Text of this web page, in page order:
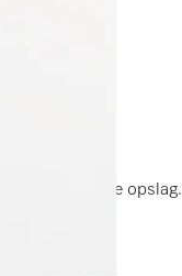
en veilige opslag.